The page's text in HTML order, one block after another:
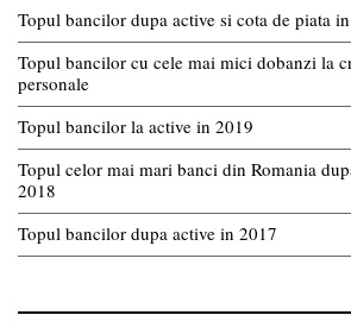
Topul bancilor dupa active si cota de piata
Topul bancilor cu cele mai mici dobanzi la
personale
Topul bancilor la active in 2019
Topul celor mai mari banci din Romania
2018
Topul bancilor dupa active in 2017